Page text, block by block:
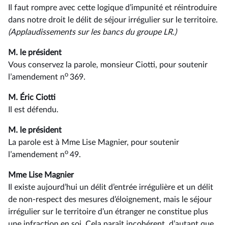
Il faut rompre avec cette logique d’impunité et réintroduire
dans notre droit le délit de séjour irrégulier sur le territoire.
(Applaudissements sur les bancs du groupe LR.)
M. le président
Vous conservez la parole, monsieur Ciotti, pour soutenir
l’amendement no 369.
M. Éric Ciotti
Il est défendu.
M. le président
La parole est à Mme Lise Magnier, pour soutenir
l’amendement no 49.
Mme Lise Magnier
Il existe aujourd’hui un délit d’entrée irrégulière et un délit
de non-respect des mesures d’éloignement, mais le séjour
irrégulier sur le territoire d’un étranger ne constitue plus